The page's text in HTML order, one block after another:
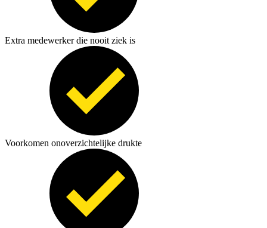
Extra medewerker die nooit ziek is
Voorkomen onoverzichtelijke drukte